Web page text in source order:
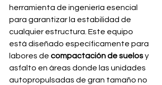
herramienta de ingeniería esencial
para garantizar la estabilidad de
cualquier estructura. Este equipo
está diseñado específicamente para
labores de compactación de suelos y
asfalto en áreas donde las unidades
autopropulsadas de gran tamaño no